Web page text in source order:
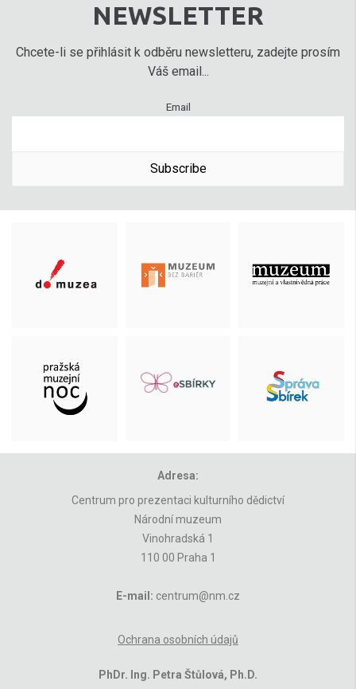
NEWSLETTER
Chcete-li se přihlásit k odběru newsletteru, zadejte prosím
Váš email...
Email
Subscribe
Adresa:
Centrum pro prezentaci kulturního dědictví
Národní muzeum
Vinohradská 1
110 00 Praha 1
E-mail: centrum@nm.cz
Ochrana osobních údajů
PhDr. Ing. Petra Štůlová, Ph.D.